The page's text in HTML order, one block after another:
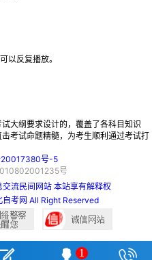
以反复播放。
大纲要求设计的，覆盖了各科目知识
考试命题精髓，为考生顺利通过考试打
20017380号-5
号
流民间网站 本站享有解释权
考网 All Right Reserved
1